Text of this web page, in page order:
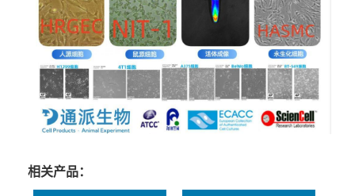
相关产品：